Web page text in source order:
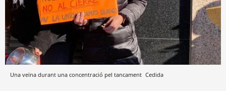
Una veïna durant una concentració pel tancament Cedida